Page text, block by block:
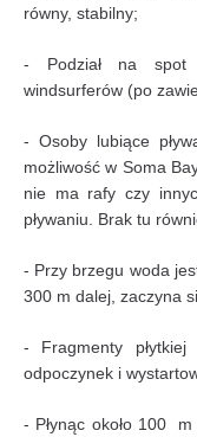
równy, stabilny;
- Podział na spot
windsurferów (po
- Osoby lubiące
możliwość w Soma
nie ma rafy czy
pływaniu. Brak tu
- Przy brzegu woda
300 m dalej, zaczyna
- Fragmenty
odpoczynek i
- Płynąc około 100